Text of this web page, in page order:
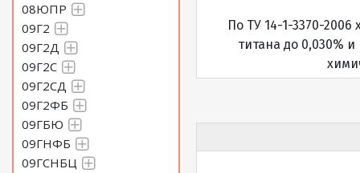
08ЮПР
09Г2
09Г2Д
09Г2С
09Г2СД
09Г2ФБ
09ГБЮ
09ГНФБ
09ГСНБЦ
По ТУ 14-1-3370-
титана до 0,030%